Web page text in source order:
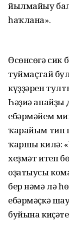
йылмайыу
һаҡлана».
Өсөнсөгә
туймаҫтай
күҙҙәрен
Һәҙиә апайҙың
ебәрмәйем
ҡарайым тип
ҡаршы килә:
хеҙмәт итеп
оҙатыусы
бер нәмә лә
ебәрмәҫкә
буйына